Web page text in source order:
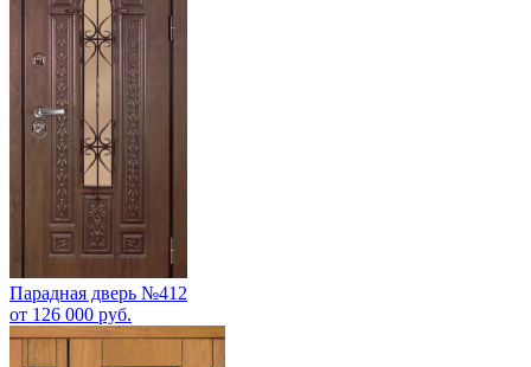
Парадная дверь №412
от 126 000 руб.